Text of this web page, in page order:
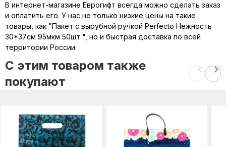
В интернет-магазине Еврогифт всегда можно сделать заказ
и оплатить его. У нас не только низкие цены на такие
товары, как "Пакет с вырубной ручкой Perfecto Нежность
30*37см 95мкм 50шт ", но и быстрая доставка по всей
территории России.
C этим товаром также
покупают